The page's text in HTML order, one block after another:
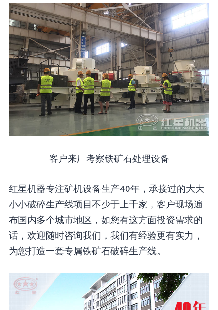
客户来厂考察铁矿石处理设备
红星机器专注矿机设备生产40年，承接过的大大
小小破碎生产线项目不少于上千家，客户现场遍
布国内多个城市地区，如您有这方面投资需求的
话，欢迎随时咨询我们，我们有经验更有实力，
为您打造一套专属铁矿石破碎生产线。